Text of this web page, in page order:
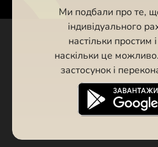
Ми подбали про те,
індивідуального
настільки простим
наскільки це
застосунок і